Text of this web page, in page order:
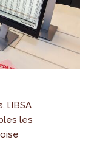
l’IBSA
les